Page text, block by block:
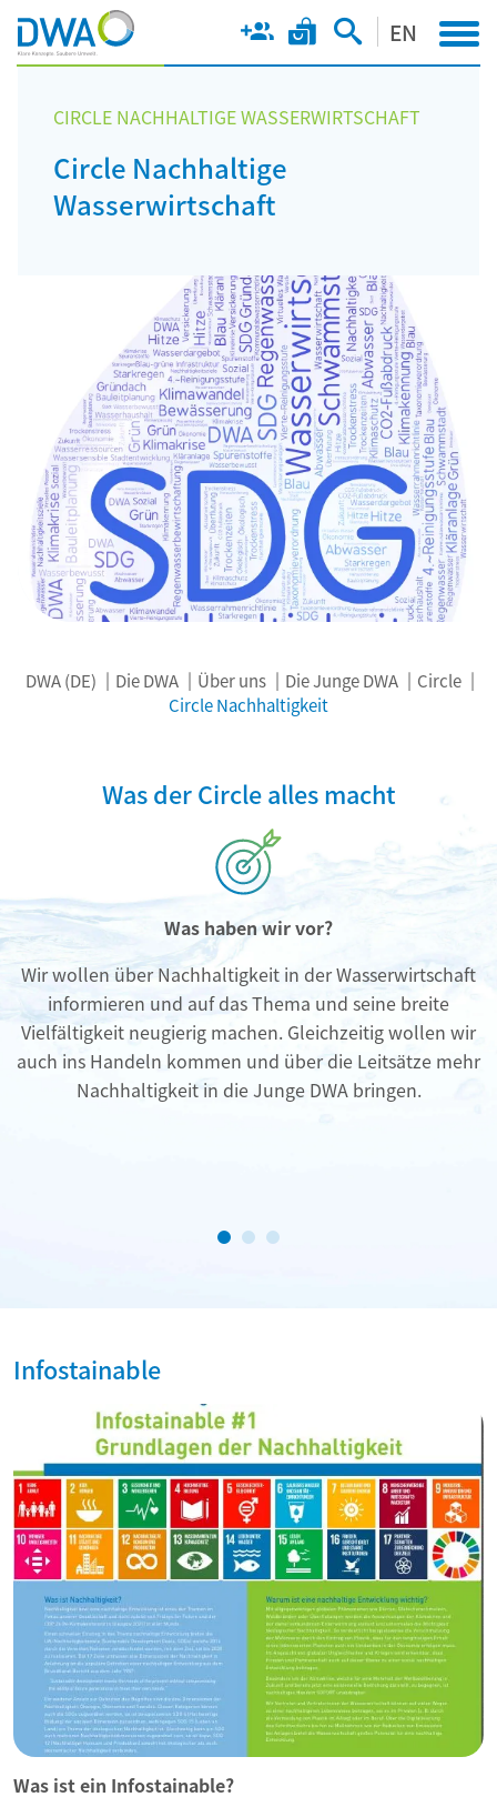
EN
CIRCLE NACHHALTIGE WASSERWIRTSCHAFT
Circle Nachhaltige
Wasserwirtschaft
DWA (DE) Die DWA Über uns Die Junge DWA
Circle
Circle Nachhaltigkeit
Was der Circle alles macht
Was haben wir vor?
Wir wollen über Nachhaltigkeit in der Wasserwirtschaft
informieren und auf das Thema und seine breite
Vielfältigkeit neugierig machen. Gleichzeitig wollen wir
auch ins Handeln kommen und über die Leitsätze mehr
Nachhaltigkeit in die Junge DWA bringen.
Infostainable
Was ist ein Infostainable?